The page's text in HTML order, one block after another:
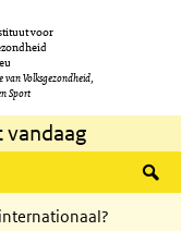
voor
van Volksgezondheid,
Sport
vandaag